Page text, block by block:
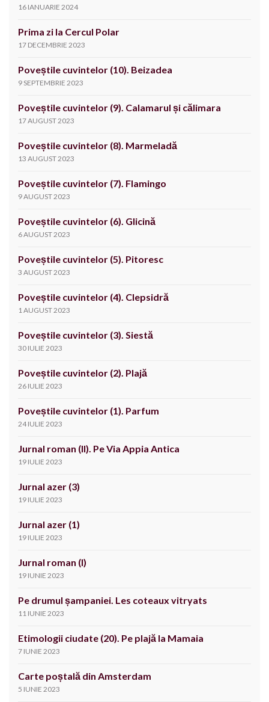
16 IANUARIE 2024
Prima zi la Cercul Polar
17 DECEMBRIE 2023
Poveștile cuvintelor (10). Beizadea
9 SEPTEMBRIE 2023
Poveștile cuvintelor (9). Calamarul și călimara
17 AUGUST 2023
Poveștile cuvintelor (8). Marmeladă
13 AUGUST 2023
Poveștile cuvintelor (7). Flamingo
9 AUGUST 2023
Poveștile cuvintelor (6). Glicină
6 AUGUST 2023
Poveștile cuvintelor (5). Pitoresc
3 AUGUST 2023
Poveștile cuvintelor (4). Clepsidră
1 AUGUST 2023
Poveștile cuvintelor (3). Siestă
30 IULIE 2023
Poveștile cuvintelor (2). Plajă
26 IULIE 2023
Poveștile cuvintelor (1). Parfum
24 IULIE 2023
Jurnal roman (II). Pe Via Appia Antica
19 IULIE 2023
Jurnal azer (3)
19 IULIE 2023
Jurnal azer (1)
19 IULIE 2023
Jurnal roman (I)
19 IUNIE 2023
Pe drumul șampaniei. Les coteaux vitryats
11 IUNIE 2023
Etimologii ciudate (20). Pe plajă la Mamaia
7 IUNIE 2023
Carte poștală din Amsterdam
5 IUNIE 2023